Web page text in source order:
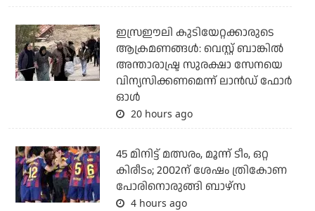
ഇസ്രഈലി കുടിയേറ്റക്കാരുടെ
ആക്രമണങ്ങള്‍: വെസ്റ്റ് ബാങ്കില്‍
അന്താരാഷ്ട്ര സുരക്ഷാ സേനയെ
വിന്യസിക്കണമെന്ന് ലാന്‍ഡ് ഫോര്‍
ഓള്‍
20 hours ago
45 മിനിട്ട് മത്സരം, മൂന്ന് ടീം, ഒറ്റ
കിരീടം; 2002ന് ശേഷം ത്രികോണ
പോരിനൊരുങ്ങി ബാഴ്‌സ
4 hours ago